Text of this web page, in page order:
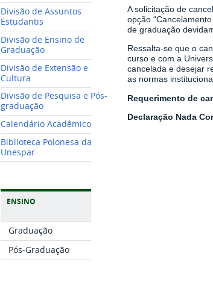
Divisão de Assuntos
Estudantis
Divisão de Ensino de
Graduação
Divisão de Extensão e
Cultura
Divisão de Pesquisa e Pós-
graduação
Calendário Acadêmico
Biblioteca Polonesa da
Unespar
ENSINO
Graduação
Pós-Graduação
A solicitação de
opção
de graduação
Ressalta-se que o
curso e com a
cancelada e desejar
as normas
Requerimento de
Declaração Nada